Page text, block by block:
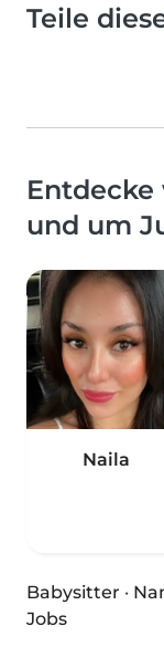
Teile
und um
Naila
Babysitter ·
Jobs